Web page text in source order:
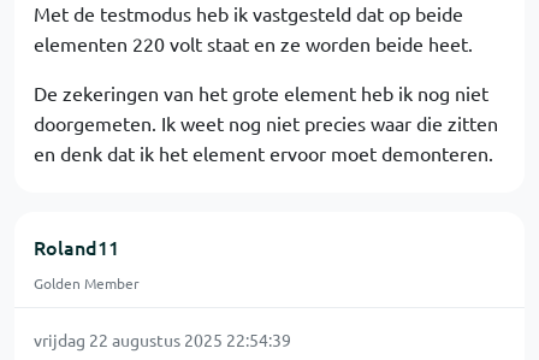
Met de testmodus heb ik vastgesteld dat op beide
elementen 220 volt staat en ze worden beide heet.
De zekeringen van het grote element heb ik nog niet
doorgemeten. Ik weet nog niet precies waar die zitten
en denk dat ik het element ervoor moet demonteren.
Roland11
Golden Member
vrijdag 22 augustus 2025 22:54:39